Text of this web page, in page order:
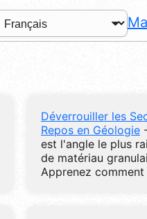
Déverrouiller les
Repos en Géologie
est l'angle le plus
de matériau
Apprenez comment